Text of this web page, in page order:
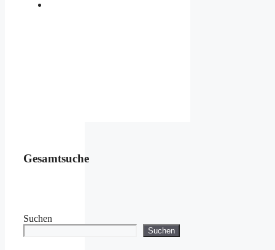
Gesamtsuche
Suchen
Suchen